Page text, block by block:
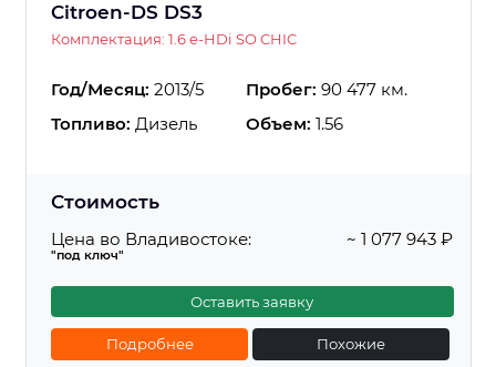
Citroen-DS DS3
Комплектация: 1.6 e-HDi SO CHIC
Год/Месяц: 2013/5 Пробег: 90 477 км.
Топливо: Дизель Объем: 1.56
Стоимость
Цена во Владивостоке:
"под ключ"
~ 1 077 943 ₽
Оставить заявку
Подробнее Похожие